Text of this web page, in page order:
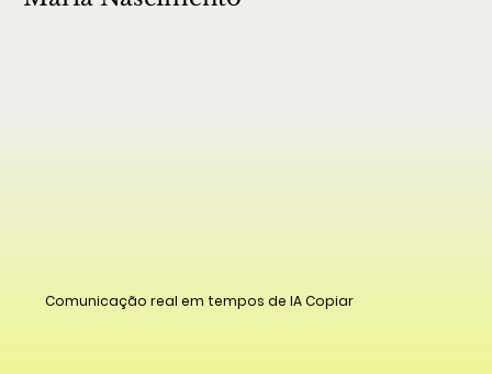
Comunicação real em tempos de IA Copiar